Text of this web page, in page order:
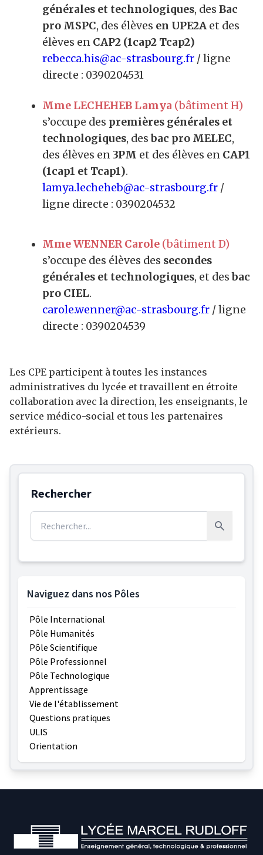
générales et technologiques, des Bac
pro MSPC, des élèves en UPE2A et des
élèves en CAP2 (1cap2 Tcap2)
rebecca.his@ac-strasbourg.fr / ligne
directe : 0390204531
Mme LECHEHEB Lamya (bâtiment H)
s’occupe des premières générales et
technologiques, desbac pro MELEC,
des élèves en 3PM et des élèves en CAP1
(1cap1 et Tcap1).
lamya.lecheheb@ac-strasbourg.fr /
ligne directe : 0390204532
Mme WENNER Carole (bâtiment D)
s’occupe des élèves des secondes
générales et technologiques, et desbac
pro CIEL.
carole.wenner@ac-strasbourg.fr / ligne
directe : 0390204539
Les CPE participent à toutes les instances
administratives du lycée et travaillent en étroite
collaboration avec la direction, les enseignants, le
service médico-social et tous les partenaires
extérieurs.
Rechercher
Rechercher :
Rechercher
Naviguez dans nos Pôles
Pôle International
Pôle Humanités
Pôle Scientifique
Pôle Professionnel
Pôle Technologique
Apprentissage
Vie de l'établissement
Questions pratiques
ULIS
Orientation